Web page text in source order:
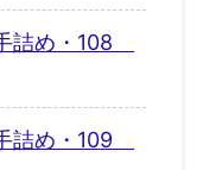
詰め・108
詰め・109